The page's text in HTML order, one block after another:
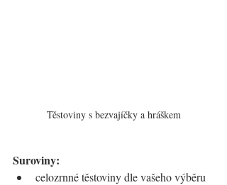
Těstoviny s bezvajíčky a hráškem
Suroviny:
celozrnné těstoviny dle vašeho výběru